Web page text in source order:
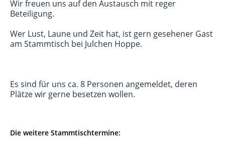
Wir freuen uns auf den Austausch mit reger
Beteiligung.
Wer Lust, Laune und Zeit hat, ist gern gesehener Gast
am Stammtisch bei Julchen Hoppe.
Es sind für uns ca. 8 Personen angemeldet, deren
Plätze wir gerne besetzen wollen.
Die weitere Stammtischtermine: